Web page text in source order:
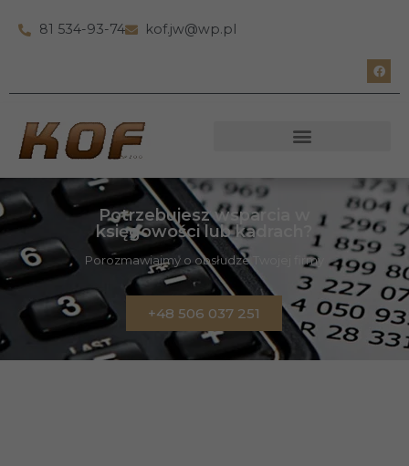
81 534-93-74 kof.jw@wp.pl
Potrzebujesz wsparcia w
księgowości lub kadrach?
Porozmawiajmy o obsłudze Twojej firmy
+48 506 037 251